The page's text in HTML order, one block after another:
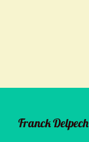
Franck Delpech